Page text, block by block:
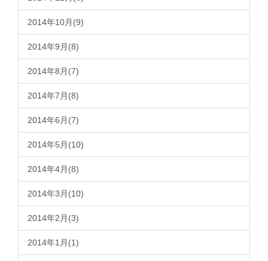
2014年10月(9)
2014年9月(8)
2014年8月(7)
2014年7月(8)
2014年6月(7)
2014年5月(10)
2014年4月(8)
2014年3月(10)
2014年2月(3)
2014年1月(1)